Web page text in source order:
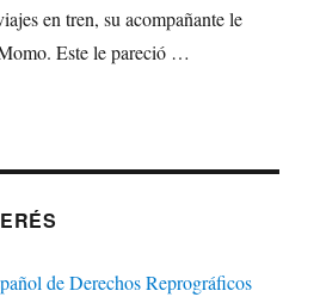
en tren, su acompañante le
Este le pareció …
de Michael Ende"
de Derechos Reprográficos